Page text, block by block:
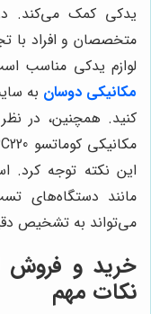
یدکی کمک می‌کند.
متخصصان و افراد با
لوازم یدکی مناسب
مکانیکی دوسان به
کنید. همچنین، در
این نکته توجه کرد.
مانند دستگاه‌های
می‌تواند به تشخیص
خرید و فروش
نکات مهم